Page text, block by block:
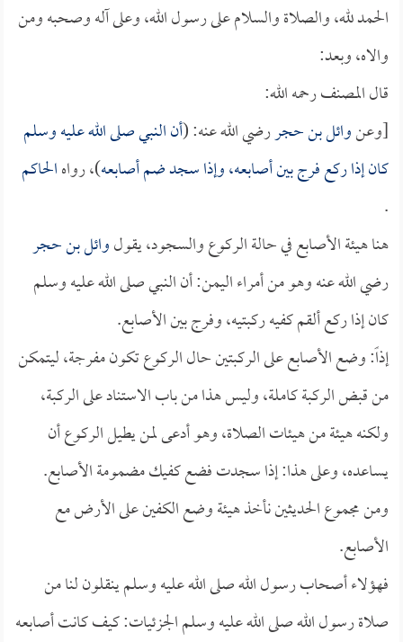
الحمد لله، والصلاة والسلام على رسول الله، وعلى آله وصحبه ومن
والاه، وبعد:
قال المصنف رحمه الله:
[وعنوائل بن حجررضي الله عنه: (أن النبي صلى الله عليه وسلم
كان إذا ركع فرج بين أصابعه، وإذا سجد ضم أصابعه)، رواهالحاكم
.
هنا هيئة الأصابع في حالة الركوع والسجود، يقولوائل بن حجر
رضي الله عنه وهو من أمراء اليمن: أن النبي صلى الله عليه وسلم
كان إذا ركع ألقم كفيه ركبتيه، وفرج بين الأصابع.
إذاً: وضع الأصابع على الركبتين حال الركوع تكون مفرجة، ليتمكن
من قبض الركبة كاملة، وليس هذا من باب الاستناد على الركبة،
ولكنه هيئة من هيئات الصلاة، وهو أدعى لمن يطيل الركوع أن
يساعده، وعلى هذا: إذا سجدت فضع كفيك مضمومة الأصابع.
ومن مجموع الحديثين نأخذ هيئة وضع الكفين على الأرض مع
الأصابع.
فهؤلاء أصحاب رسول الله صلى الله عليه وسلم ينقلون لنا من
صلاة رسول الله صلى الله عليه وسلم الجزئيات: كيف كانت أصابعه